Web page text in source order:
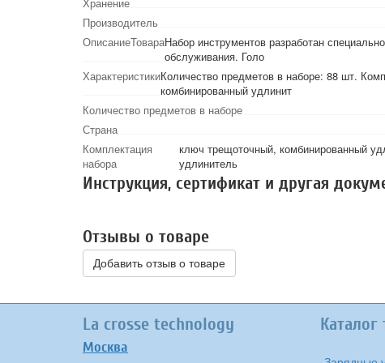
Производитель
ОписаниеТовараНабор инструментов разработан
обслуживания. Голо
ХарактеристикиКоличество предметов в наборе: 88 шт.
комбинированный удлинит
Количество предметов в наборе
Страна
Комплектация
набора
ключ трещоточный, комбинированный
удлинитель
Инструкция, сертификат и другая
Отзывы о товаре
Добавить отзыв о товаре
La crosse technology
Москва
Каталог